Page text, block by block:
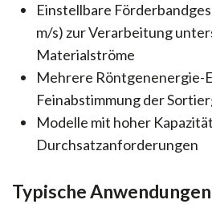
Einstellbare
m/s) zur Verarbeitung
Materialströme
Mehrere Röntgenenergie-
Feinabstimmung der
Modelle mit hoher
Durchsatzanforderungen
Typische Anwendungen